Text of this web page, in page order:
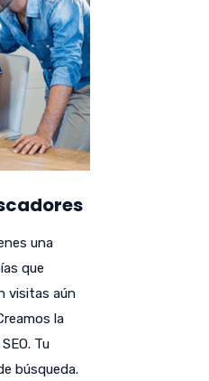
una
que
visitas aún
la
Tu
búsqueda.